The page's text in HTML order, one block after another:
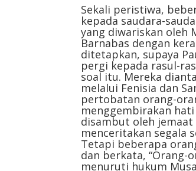
Sekali peristiwa,
kepada saudara-
yang diwariskan oleh
Barnabas dengan
ditetapkan, supaya
pergi kepada rasul-
soal itu. Mereka
melalui Fenisia dan
pertobatan orang-
menggembirakan
disambut oleh
menceritakan segala
Tetapi beberapa
dan berkata, “Orang-
menuruti hukum